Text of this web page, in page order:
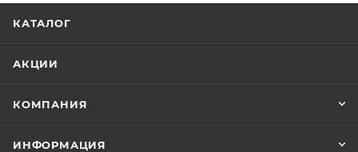
КАТАЛОГ
АКЦИИ
КОМПАНИЯ
ИНФОРМАЦИЯ